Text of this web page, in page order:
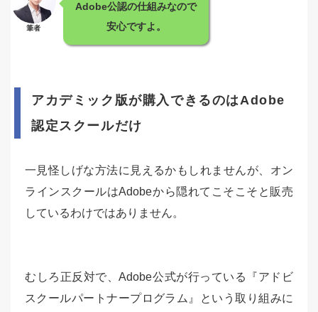
筆者
Adobe公認の仕組みなので
安心ですよ。
アカデミック版が購入できるのはAdobe
認定スクールだけ
一見怪しげな方法に見えるかもしれませんが、オン
ラインスクールはAdobeから隠れてこそこそと販売
しているわけではありません。
むしろ正反対で、Adobe公式が行っている『アドビ
スクールパートナープログラム』という取り組みに